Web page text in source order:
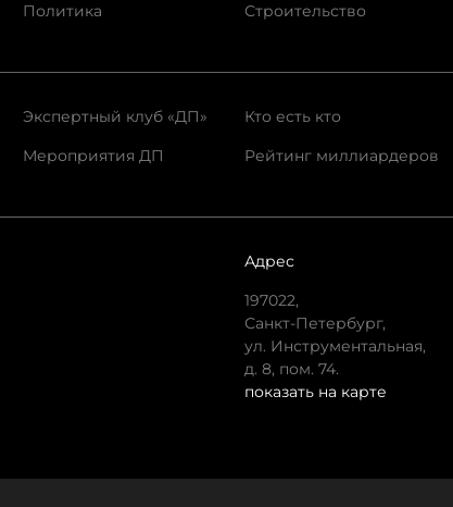
Политика
Строительство
Экспертный клуб «ДП»
Мероприятия ДП
Кто есть кто
Рейтинг миллиардеров
Адрес
197022,
Санкт-Петербург,
ул. Инструментальная,
д. 8, пом. 74.
показать на карте